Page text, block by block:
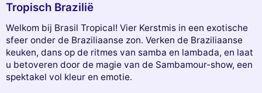
Tropisch Brazilië
Welkom bij Brasil Tropical! Vier Kerstmis in een exotische
sfeer onder de Braziliaanse zon. Verken de Braziliaanse
keuken, dans op de ritmes van samba en lambada, en laat
u betoveren door de magie van de Sambamour-show, een
spektakel vol kleur en emotie.